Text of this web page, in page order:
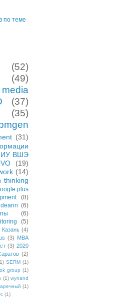
по теме
(52)
(49)
(37)
(35)
bmgen
(31)
ВШЭ
(19)
(14)
thinking
plus
(8)
(6)
(6)
(5)
Казань (4)
(3) MBA
(3) 2020
(2)
SERM (1)
group (1)
(1) wynand
(1)
(1)